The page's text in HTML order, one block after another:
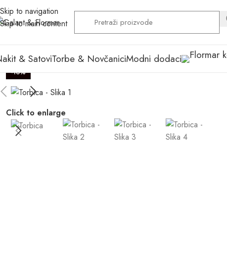
Skip to navigation
Skip to main content
& SatoviTorbe & NovčaniciModni dodaci
-16%
Click to enlarge